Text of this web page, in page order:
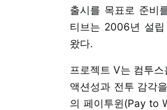
출시를 목표로 준비
티브는 2006년 설립
왔다.
프로젝트 V는 컴투
액션성과 전투 감각
의 페이투윈(Pay to